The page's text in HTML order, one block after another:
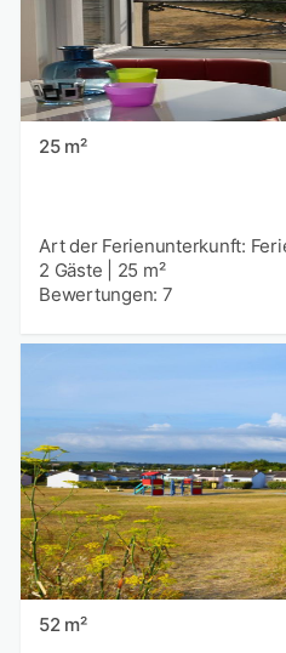
25 m²
Art der Ferienunterkunft:
2 Gäste
25 m²
Bewertungen: 7
52 m²